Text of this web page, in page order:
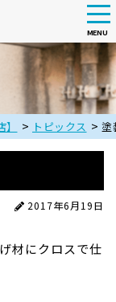
MENU
> トピックス > 塗
2017年6月19日
材にクロスで仕